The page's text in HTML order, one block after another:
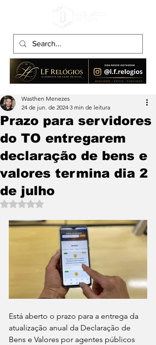
Prazo para servidores
do TO entregarem
declaração de bens e
valores termina dia 2
de julho
Wasthen Menezes
24 de jun. de 2024 3 min de leitura
Avaliado com NaN de 5 estrelas.
Está aberto o prazo para a entrega da
atualização anual da Declaração de
Bens e Valores por agentes públicos